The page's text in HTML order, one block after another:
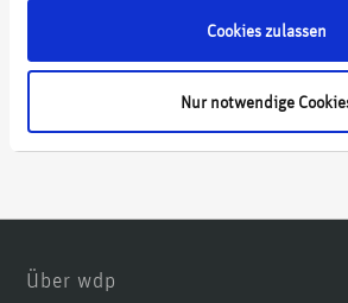
Cookies zulassen
Nur notwendige
Über wdp